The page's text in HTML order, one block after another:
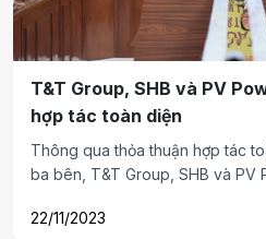
T&T Group, SHB và PV
hợp tác toàn diện
Thông qua thỏa thuận hợp tác
ba bên, T&T Group, SHB và PV
lượng cao, mang đến những
22/11/2023